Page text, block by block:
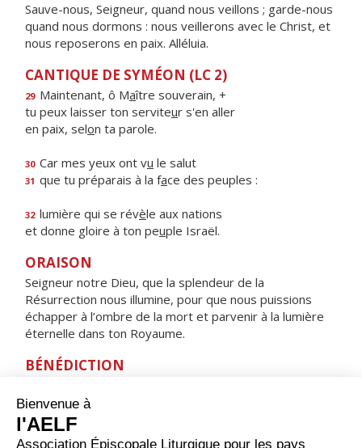
Sauve-nous, Seigneur, quand nous veillons ; garde-nous
quand nous dormons : nous veillerons avec le Christ, et
nous reposerons en paix. Alléluia.
CANTIQUE DE SYMÉON (LC 2)
29 Maintenant, ô Maître souverain, +
tu peux laisser ton serviteur s'en aller
en paix, selon ta parole.
30 Car mes yeux ont vu le salut
31 que tu préparais à la face des peuples :
32 lumière qui se révèle aux nations
et donne gloire à ton peuple Israël.
ORAISON
Seigneur notre Dieu, que la splendeur de la
Résurrection nous illumine, pour que nous puissions
échapper à l’ombre de la mort et parvenir à la lumière
éternelle dans ton Royaume.
BÉNÉDICTION
soit pour nous la résurrection et la vie. Amen.
HYMNE : REINE DU CIEL, RÉJOUIS-TOI,